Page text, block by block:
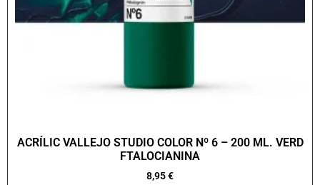
ACRÍLIC VALLEJO STUDIO COLOR Nº 6 – 200 ML. VERD
FTALOCIANINA
8,95€